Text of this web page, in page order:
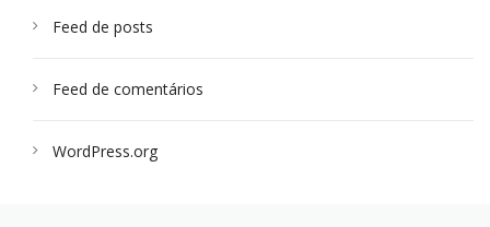
Feed de posts
Feed de comentários
WordPress.org